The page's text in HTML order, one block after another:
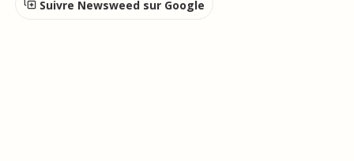
Suivre Newsweed sur Google